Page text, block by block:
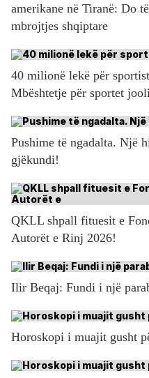
amerikane në Tiranë: Do
mbrojtjes shqiptare
40 milionë lekë për
Mbështetje për sportet
Pushime të ngadalta. Një
gjëkundi!
QKLL shpall fituesit e
Autorët e Rinj 2026!
Ilir Beqaj: Fundi i një
Horoskopi i muajit gusht